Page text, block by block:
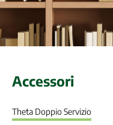
Accessori
Theta Doppio Servizio